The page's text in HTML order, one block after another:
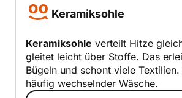
Keramiksohle
Keramiksohl
e
Keramiksohle verteilt Hitze
gleitet leicht über Stoffe. Das
Bügeln und schont viele
häufig wechselnder Wäsche.